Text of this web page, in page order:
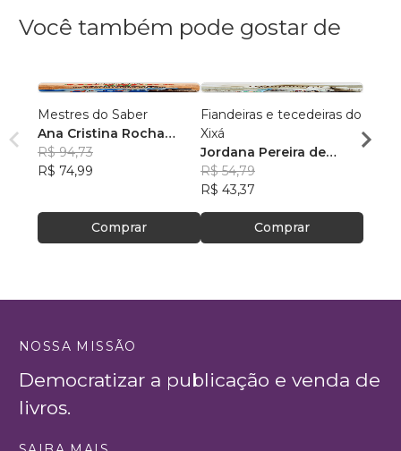
Você também pode gostar de
Mestres do Saber
Ana Cristina Rocha
Silva, +2
R$ 94,73
R$ 74,99
Comprar
Fiandeiras e tecedeiras do
Xixá
Jordana Pereira de
Moraes
R$ 54,79
R$ 43,37
Comprar
Elton
da
R$
NOSSA MISSÃO
Democratizar a publicação e venda de
livros.